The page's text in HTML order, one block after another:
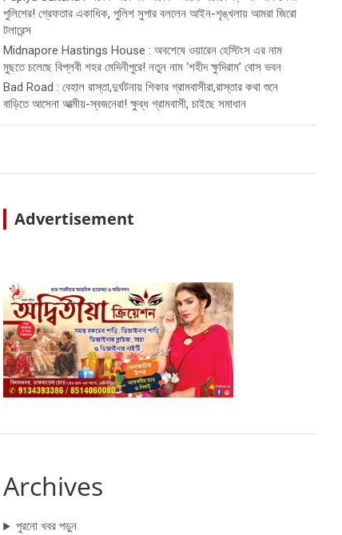
পুলিশের! গ্রেফতার একাধিক, পুলিশ সুপার বললেন আইন-শৃঙ্খলায় আমরা জিরো
টলারেন্স
Midnapore Hastings House : অবশেষে ওয়ারেন হেস্টিংস এর নাম
মুছতে চলেছে বিপ্লবী শহর মেদিনীপুরে! নতুন নাম ‘শহীদ ক্ষুদিরাম’ বোস ভবন
Bad Road : বেহাল রাস্তা,দুর্ঘটনায় শিকার গ্রামবাসীরা,রাস্তার কথা শুনে
বাড়িতে আসেনা আত্মীয়-স্বজনেরা! ক্ষুব্ধ গ্রামবাসী, চাইছে সমাধান
Advertisement
Archives
পুরনো খবর পড়ুন